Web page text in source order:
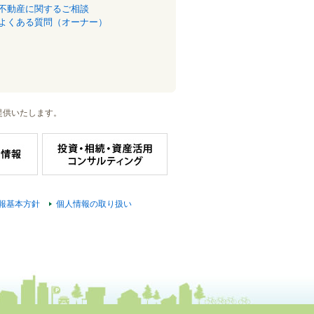
動産に関するご相談
くある質問（オーナー）
いたします。
基本方針 個人情報の取り扱い